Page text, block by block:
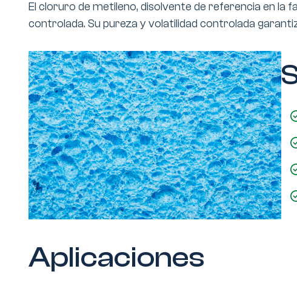
El cloruro de metileno, disolvente de referencia en la
controlada. Su pureza y volatilidad controlada
Aplicaciones